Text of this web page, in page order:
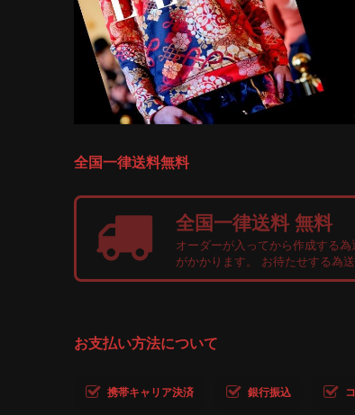
全国一律送料無料
全国一律送料 無料
オーダーが入ってから作成する
がかかります。 お待たせする為
お支払い方法について
携帯キャリア決済 銀行振込